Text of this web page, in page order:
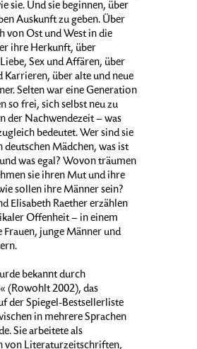
sie. Und sie beginnen, über
Auskunft zu geben. Über
von Ost und West in die
ihre Herkunft, über
Sex und Affären, über
Karrieren, über alte und neue
Selten war eine Generation
so frei, sich selbst neu zu
der Nachwendezeit – was
bedeutet. Wer sind sie
deutschen Mädchen, was ist
was egal? Wovon träumen
sie ihren Mut und ihre
sollen ihre Männer sein?
Elisabeth Raether erzählen
Offenheit – in einem
Frauen, junge Männer und
bekannt durch
(Rowohlt 2002), das
der Spiegel-Bestsellerliste
in mehrere Sprachen
Sie arbeitete als
von Literaturzeitschriften,